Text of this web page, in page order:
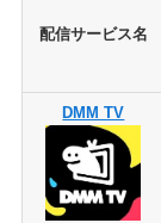
配信サービス名
DMM TV